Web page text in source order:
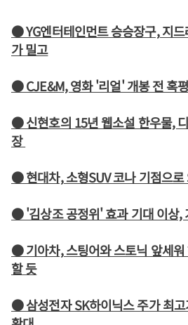
● YG엔터테인먼트 승승장구, 지
가 밀고
● CJE&M, 영화 '리얼' 개봉 전 혹
● 신현호의 15년 웹소설 한우물,
장
● 현대차, 소형SUV 코나 기점으로
● '김상조 공정위' 효과 기대 이상,
● 기아차, 스팅어와 스토닉 앞세
할 듯
● 삼성전자 SK하이닉스 주가 최